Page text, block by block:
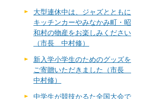
大型連休中は、ジャズとともに
キッチンカーやみなかみ町・昭
和村の物産をお楽しみください
（市長 中村修）
新入学小学生のためのグッズを
ご寄贈いただきました（市長
中村修）
中学生が競技かるた全国大会で